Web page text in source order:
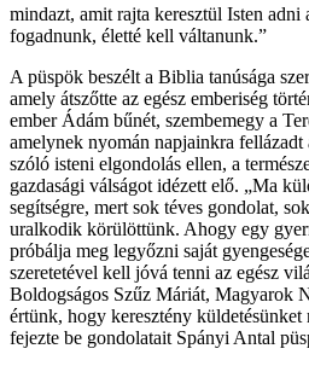
mindazt, amit rajta keresztül Isten adni
fogadnunk, életté kell váltanunk.”
A püspök beszélt a Biblia tanúsága
amely átszőtte az egész emberiség
ember Ádám bűnét, szembemegy a
amelynek nyomán napjainkra
szóló isteni elgondolás ellen, a
gazdasági válságot idézett elő. „Ma
segítségre, mert sok téves gondolat,
uralkodik körülöttünk. Ahogy egy
próbálja meg legyőzni saját
szeretetével kell jóvá tenni az egész
Boldogságos Szűz Máriát, Magyarok
értünk, hogy keresztény
fejezte be gondolatait Spányi Antal